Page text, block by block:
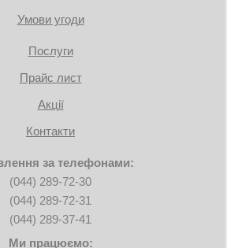
Умови угоди
Послуги
Прайс лист
Акції
Контакти
за телефонами:
(044) 289-72-30
(044) 289-72-31
(044) 289-37-41
Ми працюємо: